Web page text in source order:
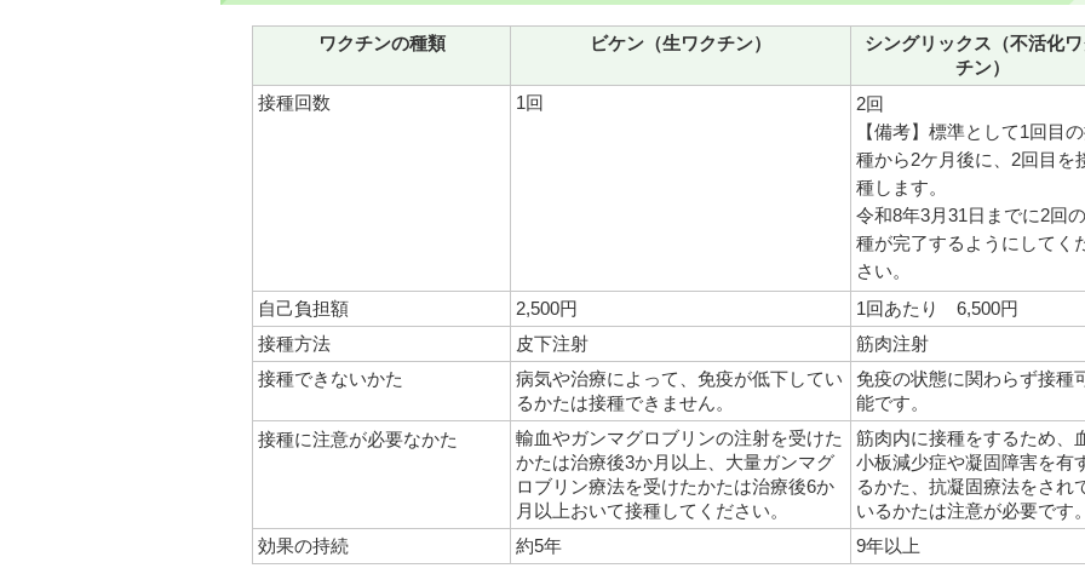
ワクチンの種類 ビケン（生ワクチン）
シングリックス（不活化ワ
チン）
接種回数
1回
2回
【備考】標準として1回目
種から2ケ月後に、2回目を
種します。
令和8年3月31日までに2回
種が完了するようにしてく
さい。
自己負担額
2,500円
1回あたり 6,500円
接種方法
皮下注射
筋肉注射
接種できないかた
病気や治療によって、免疫が低下してい
るかたは接種できません。
免疫の状態に関わらず接種
能です。
接種に注意が必要なかた
輸血やガンマグロブリンの注射を受けた
かたは治療後3か月以上、大量ガンマグ
ロブリン療法を受けたかたは治療後6か
月以上おいて接種してください。
筋肉内に接種をするため、
小板減少症や凝固障害を有
るかた、抗凝固療法をされ
いるかたは注意が必要です。
効果の持続
約5年 9年以上